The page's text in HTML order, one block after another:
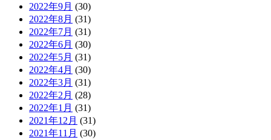
2022年9月 (30)
2022年8月 (31)
2022年7月 (31)
2022年6月 (30)
2022年5月 (31)
2022年4月 (30)
2022年3月 (31)
2022年2月 (28)
2022年1月 (31)
2021年12月 (31)
2021年11月 (30)